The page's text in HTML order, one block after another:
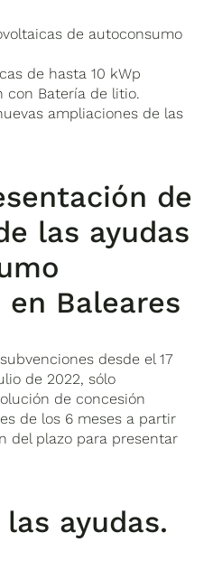
de autoconsumo
de hasta 10 kWp
con Batería de litio.
ampliaciones de las
de
las ayudas
Baleares
desde el 17
de 2022, sólo
de concesión
de los 6 meses a partir
del plazo para presentar
ayudas.